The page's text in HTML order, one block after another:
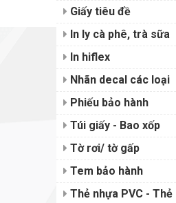
Giấy tiêu đề
In ly cà phê, trà sữa
In hiflex
Nhãn decal các loại
Phiếu bảo hành
Túi giấy - Bao xốp
Tờ rơi/ tờ gấp
Tem bảo hành
Thẻ nhựa PVC -